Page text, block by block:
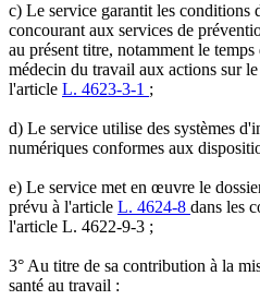
c) Le service garantit les conditions
concourant aux services de
au présent titre, notamment le
médecin du travail aux actions sur
l'article L. 4623-3-1 ;
d) Le service utilise des systèmes
numériques conformes aux
e) Le service met en œuvre le
prévu à l'article L. 4624-8 dans les
l'article L. 4622-9-3 ;
3° Au titre de sa contribution à la
santé au travail :